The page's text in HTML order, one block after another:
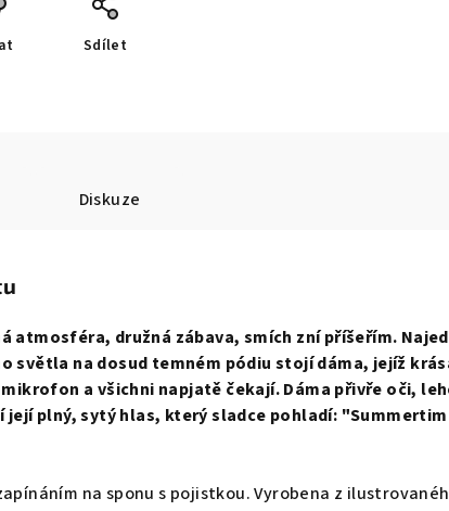
Sdílet
Diskuze
atmosféra, družná zábava, smích zní příšeřím.
světla na dosud temném pódiu stojí dáma, jejíž
a všichni napjatě čekají. Dáma přivře oči,
plný, sytý hlas, který sladce pohladí:
na sponu s pojistkou. Vyrobena z